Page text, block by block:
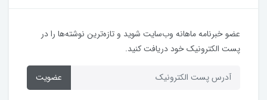
عضو خبرنامه ماهانه وب‌سایت شوید و تازه‌ترین نوشته‌ها را در
پست الکترونیک خود دریافت کنید.
عضویت